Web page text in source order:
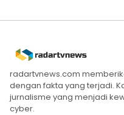
radartvnews.com
dengan fakta yang terjadi.
jurnalisme yang menjadi
cyber.